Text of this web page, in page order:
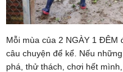
Mỗi mùa của 2 NGÀY 1 ĐÊM
câu chuyện để kể. Nếu
phá, thử thách, chơi hết